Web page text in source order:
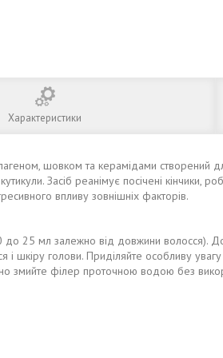
Характеристики
шовком та керамідами створений
Засіб реанімує посічені кінчики,
впливу зовнішніх факторів.
до 25 мл залежно від довжини волосся).
і шкіру голови. Приділяйте особливу
змийте філер проточною водою без